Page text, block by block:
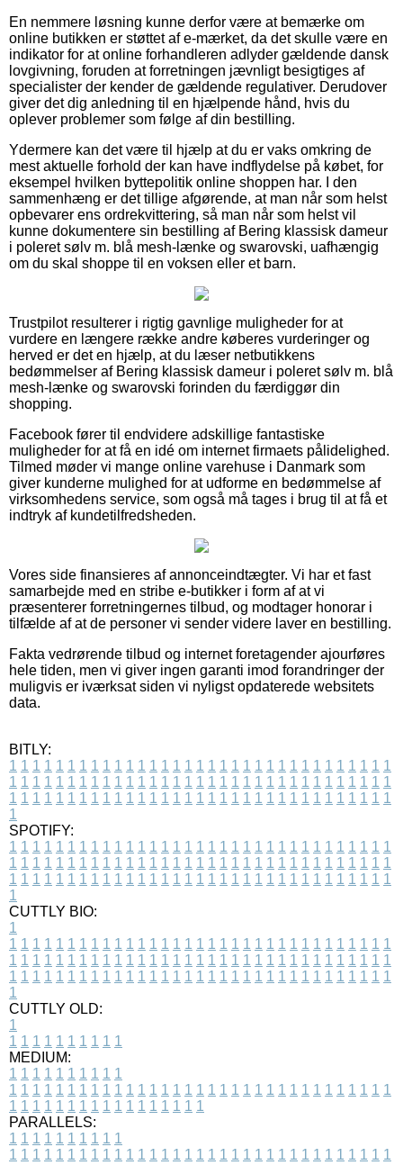
En nemmere løsning kunne derfor være at bemærke om
online butikken er støttet af e-mærket, da det skulle være en
indikator for at online forhandleren adlyder gældende dansk
lovgivning, foruden at forretningen jævnligt besigtiges af
specialister der kender de gældende regulativer. Derudover
giver det dig anledning til en hjælpende hånd, hvis du
oplever problemer som følge af din bestilling.
Ydermere kan det være til hjælp at du er vaks omkring de
mest aktuelle forhold der kan have indflydelse på købet, for
eksempel hvilken byttepolitik online shoppen har. I den
sammenhæng er det tillige afgørende, at man når som helst
opbevarer ens ordrekvittering, så man når som helst vil
kunne dokumentere sin bestilling af Bering klassisk dameur
i poleret sølv m. blå mesh-lænke og swarovski, uafhængig
om du skal shoppe til en voksen eller et barn.
Trustpilot resulterer i rigtig gavnlige muligheder for at
vurdere en længere række andre køberes vurderinger og
herved er det en hjælp, at du læser netbutikkens
bedømmelser af Bering klassisk dameur i poleret sølv m. blå
mesh-lænke og swarovski forinden du færdiggør din
shopping.
Facebook fører til endvidere adskillige fantastiske
muligheder for at få en idé om internet firmaets pålidelighed.
Tilmed møder vi mange online varehuse i Danmark som
giver kunderne mulighed for at udforme en bedømmelse af
virksomhedens service, som også må tages i brug til at få et
indtryk af kundetilfredsheden.
Vores side finansieres af annonceindtægter. Vi har et fast
samarbejde med en stribe e-butikker i form af at vi
præsenterer forretningernes tilbud, og modtager honorar i
tilfælde af at de personer vi sender videre laver en bestilling.
Fakta vedrørende tilbud og internet foretagender ajourføres
hele tiden, men vi giver ingen garanti imod forandringer der
muligvis er iværksat siden vi nyligst opdaterede websitets
data.
BITLY:
1 1 1 1 1 1 1 1 1 1 1 1 1 1 1 1 1 1 1 1 1 1 1 1 1 1 1 1 1 1 1 1 1
1 1 1 1 1 1 1 1 1 1 1 1 1 1 1 1 1 1 1 1 1 1 1 1 1 1 1 1 1 1 1 1 1
1 1 1 1 1 1 1 1 1 1 1 1 1 1 1 1 1 1 1 1 1 1 1 1 1 1 1 1 1 1 1 1 1
1
SPOTIFY:
1 1 1 1 1 1 1 1 1 1 1 1 1 1 1 1 1 1 1 1 1 1 1 1 1 1 1 1 1 1 1 1 1
1 1 1 1 1 1 1 1 1 1 1 1 1 1 1 1 1 1 1 1 1 1 1 1 1 1 1 1 1 1 1 1 1
1 1 1 1 1 1 1 1 1 1 1 1 1 1 1 1 1 1 1 1 1 1 1 1 1 1 1 1 1 1 1 1 1
1
CUTTLY BIO:
1
1 1 1 1 1 1 1 1 1 1 1 1 1 1 1 1 1 1 1 1 1 1 1 1 1 1 1 1 1 1 1 1 1
1 1 1 1 1 1 1 1 1 1 1 1 1 1 1 1 1 1 1 1 1 1 1 1 1 1 1 1 1 1 1 1 1
1 1 1 1 1 1 1 1 1 1 1 1 1 1 1 1 1 1 1 1 1 1 1 1 1 1 1 1 1 1 1 1 1
1
CUTTLY OLD:
1
1 1 1 1 1 1 1 1 1 1
MEDIUM:
1 1 1 1 1 1 1 1 1 1
1 1 1 1 1 1 1 1 1 1 1 1 1 1 1 1 1 1 1 1 1 1 1 1 1 1 1 1 1 1 1 1 1
1 1 1 1 1 1 1 1 1 1 1 1 1 1 1 1 1
PARALLELS:
1 1 1 1 1 1 1 1 1 1
1 1 1 1 1 1 1 1 1 1 1 1 1 1 1 1 1 1 1 1 1 1 1 1 1 1 1 1 1 1 1 1 1